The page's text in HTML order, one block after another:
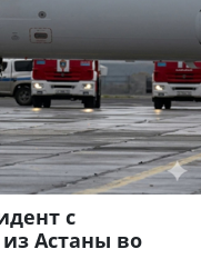
с
Астаны во